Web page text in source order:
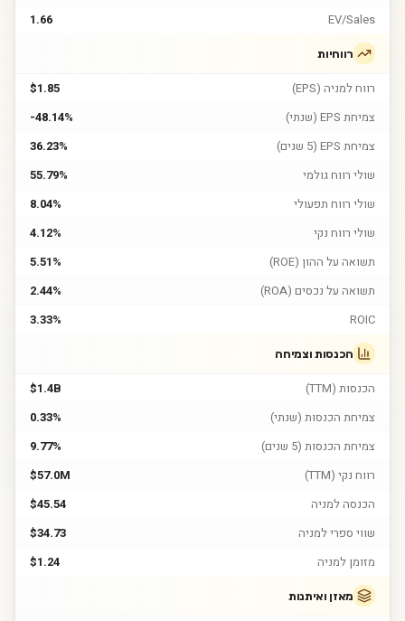
EV/Sales
1.66
רווחיות
רווח למניה (EPS)
$1.85
צמיחת EPS (שנתי)
-48.14%
צמיחת EPS (5 שנים)
36.23%
שולי רווח גולמי
55.79%
שולי רווח תפעולי
8.04%
שולי רווח נקי
4.12%
תשואה על ההון (ROE)
5.51%
תשואה על נכסים (ROA)
2.44%
ROIC
3.33%
הכנסות וצמיחה
הכנסות (TTM)
$1.4B
צמיחת הכנסות (שנתי)
0.33%
צמיחת הכנסות (5 שנים)
9.77%
רווח נקי (TTM)
$57.0M
הכנסה למניה
$45.54
שווי ספרי למניה
$34.73
מזומן למניה
$1.24
מאזן ואיתנות